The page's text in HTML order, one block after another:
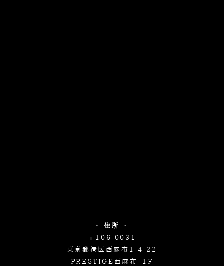
- 住所 -
〒106-0031
東京都港区西麻布1-4-22
PRESTIGE西麻布 1F